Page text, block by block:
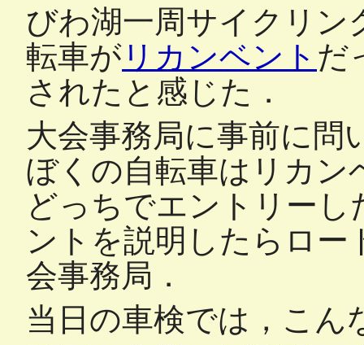
びわ湖一周サイクリン
転車が リカンベント だ
されたと感じた．
大会事務局に事前に問
ぼくの自転車はリカ
どっちでエントリー
ントを説明したらロ
会事務局．
当日の車検では，こん